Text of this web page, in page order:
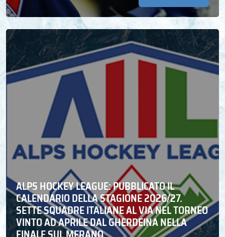
ALPS HOCKEY LEAGUE: PUBBLICATO IL
CALENDARIO DELLA STAGIONE 2026/27.
SETTE SQUADRE ITALIANE AL VIA NEL TORNEO
VINTO AD APRILE DAL GHERDEINA NELLA